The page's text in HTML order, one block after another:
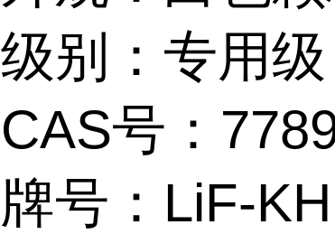
级别：专用级
CAS号：
牌号：LiF-KH